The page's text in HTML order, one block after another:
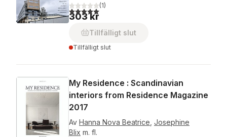
5,0utav 5 stjärnor. Totalt antal röster:
(1)
303 kr
Tillfälligt slut
Tillfälligt slut
My Residence : Scandinavian
interiors from Residence Magazine
2017
Av Hanna Nova Beatrice Josephine
Blix m. fl.